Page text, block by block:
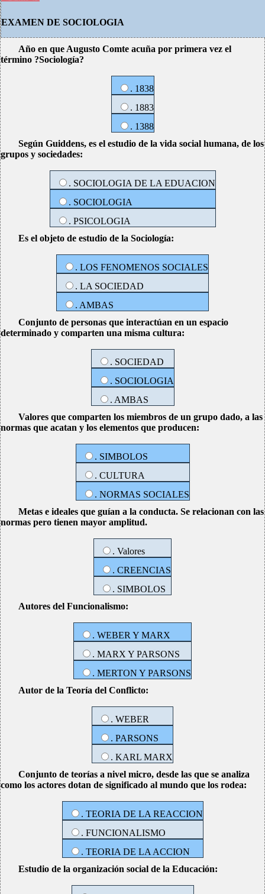
EXAMEN DE SOCIOLOGIA
Año en que Augusto Comte acuña por primera vez el
término ?Sociología?
. 1838
. 1883
. 1388
Según Guiddens, es el estudio de la vida social humana, de los
grupos y sociedades:
. SOCIOLOGIA DE LA EDUACION
. SOCIOLOGIA
. PSICOLOGIA
Es el objeto de estudio de la Sociología:
. LOS FENOMENOS SOCIALES
. LA SOCIEDAD
. AMBAS
Conjunto de personas que interactúan en un espacio
determinado y comparten una misma cultura:
. SOCIEDAD
. SOCIOLOGIA
. AMBAS
Valores que comparten los miembros de un grupo dado, a las
normas que acatan y los elementos que producen:
. SIMBOLOS
. CULTURA
. NORMAS SOCIALES
Metas e ideales que guían a la conducta. Se relacionan con las
normas pero tienen mayor amplitud.
. Valores
. CREENCIAS
. SIMBOLOS
Autores del Funcionalismo:
. WEBER Y MARX
. MARX Y PARSONS
. MERTON Y PARSONS
Autor de la Teoría del Conflicto:
. WEBER
. PARSONS
. KARL MARX
Conjunto de teorías a nivel micro, desde las que se analiza
como los actores dotan de significado al mundo que los rodea:
. TEORIA DE LA REACCION
. FUNCIONALISMO
. TEORIA DE LA ACCION
Estudio de la organización social de la Educación: